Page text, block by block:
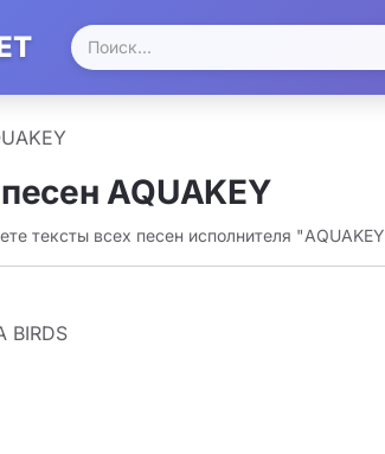
AQUAKEY
тексты всех песен исполнителя
BIRDS